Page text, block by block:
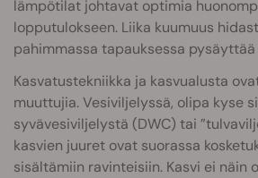
lämpötilat johtavat optimia
lopputulokseen. Liika kuumuus
pahimmassa tapauksessa pysäyttää
Kasvatustekniikka ja kasvualusta
muuttujia. Vesiviljelyssä, olipa kyse
syvävesiviljelystä (DWC) tai
kasvien juuret ovat suorassa
sisältämiin ravinteisiin. Kasvi ei näin